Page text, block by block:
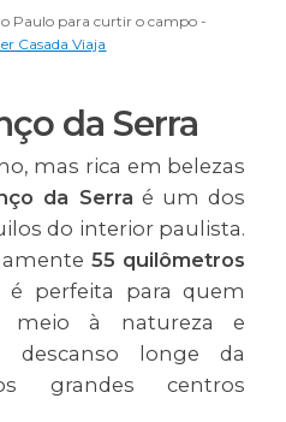
Paulo para curtir o campo -
Casada Viaja
da Serra
mas rica em belezas
da Serra é um dos
do interior paulista.
55 quilômetros
é perfeita para quem
meio à natureza e
descanso longe da
grandes centros